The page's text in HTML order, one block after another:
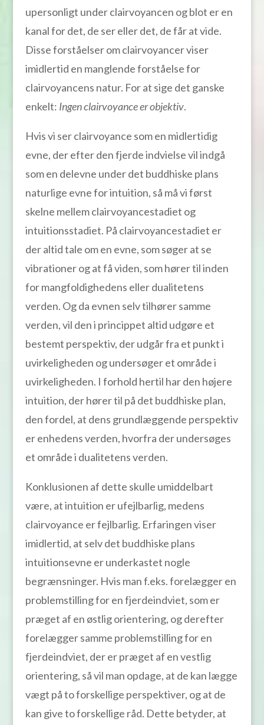
upersonligt under clairvoyancen og blot er en
kanal for det, de ser eller det, de får at vide.
Disse forståelser om clairvoyancer viser
imidlertid en manglende forståelse for
clairvoyancens natur. For at sige det ganske
enkelt: Ingen clairvoyance er objektiv.
Hvis vi ser clairvoyance som en midlertidig
evne, der efter den fjerde indvielse vil indgå
som en delevne under det buddhiske plans
naturlige evne for intuition, så må vi først
skelne mellem clairvoyancestadiet og
intuitionsstadiet. På clairvoyancestadiet er
der altid tale om en evne, som søger at se
vibrationer og at få viden, som hører til inden
for mangfoldighedens eller dualitetens
verden. Og da evnen selv tilhører samme
verden, vil den i princippet altid udgøre et
bestemt perspektiv, der udgår fra et punkt i
uvirkeligheden og undersøger et område i
uvirkeligheden. I forhold hertil har den højere
intuition, der hører til på det buddhiske plan,
den fordel, at dens grundlæggende perspektiv
er enhedens verden, hvorfra der undersøges
et område i dualitetens verden.
Konklusionen af dette skulle umiddelbart
være, at intuition er ufejlbarlig, medens
clairvoyance er fejlbarlig. Erfaringen viser
imidlertid, at selv det buddhiske plans
intuitionsevne er underkastet nogle
begrænsninger. Hvis man f.eks. forelægger en
problemstilling for en fjerdeindviet, som er
præget af en østlig orientering, og derefter
forelægger samme problemstilling for en
fjerdeindviet, der er præget af en vestlig
orientering, så vil man opdage, at de kan lægge
vægt på to forskellige perspektiver, og at de
kan give to forskellige råd. Dette betyder, at